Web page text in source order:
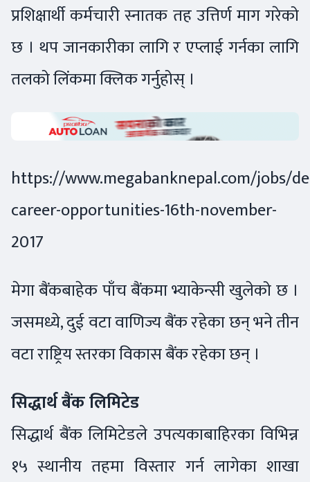
प्रशिक्षार्थी कर्मचारी स्नातक तह उत्तिर्ण माग गरेको
छ । थप जानकारीका लागि र एप्लाई गर्नका लागि
तलको लिंकमा क्लिक गर्नुहोस् ।
https://www.megabanknepal.com/jobs/
career-opportunities-16th-november-
2017
मेगा बैंकबाहेक पाँच बैंकमा भ्याकेन्सी खुलेको छ ।
जसमध्ये, दुई वटा वाणिज्य बैंक रहेका छन् भने तीन
वटा राष्ट्रिय स्तरका विकास बैंक रहेका छन् ।
सिद्धार्थ बैंक लिमिटेड
सिद्धार्थ बैंक लिमिटेडले उपत्यकाबाहिरका विभिन्न
१५ स्थानीय तहमा विस्तार गर्न लागेका शाखा